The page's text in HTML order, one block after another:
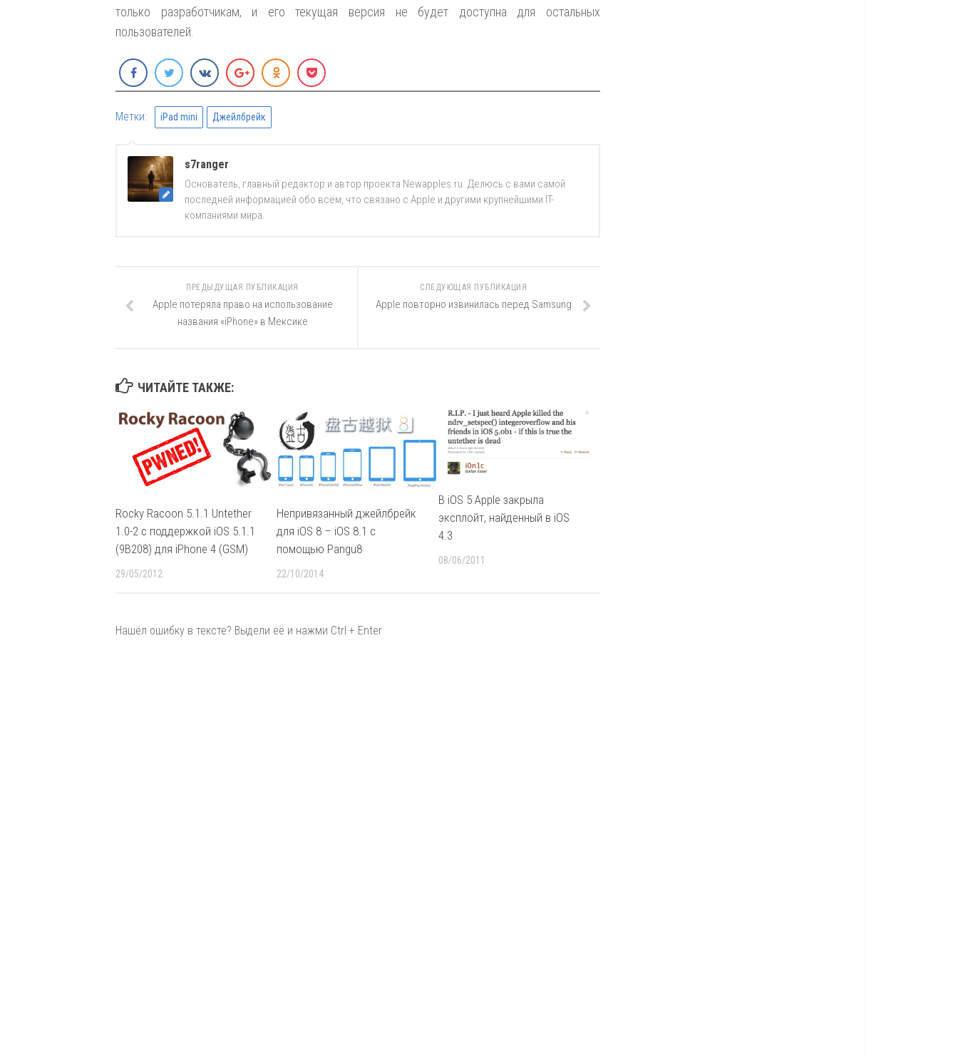
только разработчикам, и его текущая версия не будет доступна для остальных
пользователей.
Метки: iPad mini Джейлбрейк
s7ranger
Основатель, главный редактор и автор проекта Newapples.ru. Делюсь с вами самой
последней информацией обо всём, что связано с Apple и другими крупнейшими IT-
компаниями мира.
СЛЕДУЮЩАЯ ПУБЛИКАЦИЯ
Apple повторно извинилась перед Samsung
ПРЕДЫДУЩАЯ ПУБЛИКАЦИЯ
Apple потеряла право на использование
названия «iPhone» в Мексике
ЧИТАЙТЕ ТАКЖЕ:
Rocky Racoon 5.1.1 Untether
1.0-2 с поддержкой iOS 5.1.1
(9B208) для iPhone 4 (GSM)
29/05/2012
Непривязанный джейлбрейк
для iOS 8 – iOS 8.1 с
помощью Pangu8
22/10/2014
В iOS 5 Apple закрыла
эксплойт, найденный в iOS
4.3
08/06/2011
Нашёл ошибку в тексте? Выдели её и нажми Ctrl + Enter